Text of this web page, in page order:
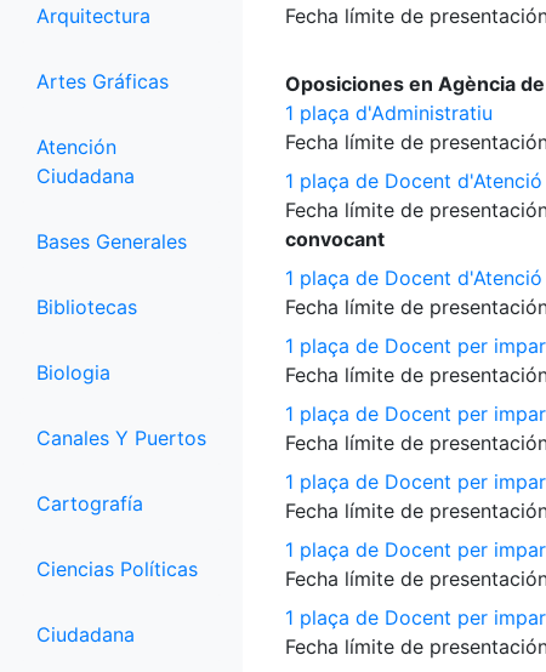
Arquitectura
Artes Gráficas
Atención
Ciudadana
Bases Generales
Bibliotecas
Biologia
Canales Y Puertos
Cartografía
Ciencias Políticas
Ciudadana
Fecha límite de
Oposiciones en Agència
1 plaça d'Administratiu
Fecha límite de
1 plaça de Docent
Fecha límite de
convocant
1 plaça de Docent
Fecha límite de
1 plaça de Docent per
Fecha límite de
1 plaça de Docent per
Fecha límite de
1 plaça de Docent per
Fecha límite de
1 plaça de Docent per
Fecha límite de
1 plaça de Docent per
Fecha límite de